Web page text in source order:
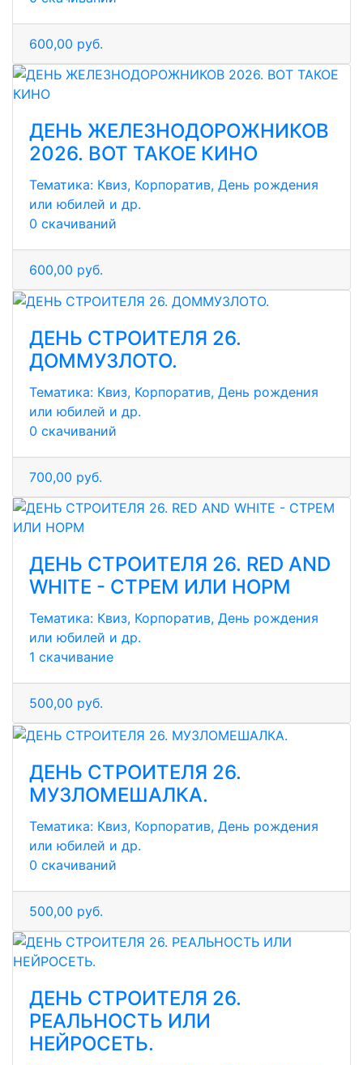
600,00 руб.
ДЕНЬ ЖЕЛЕЗНОДОРОЖНИКОВ
2026. ВОТ ТАКОЕ КИНО
Тематика: Квиз, Корпоратив, День рождения
или юбилей и др.
0 скачиваний
600,00 руб.
ДЕНЬ СТРОИТЕЛЯ 26.
ДОММУЗЛОТО.
Тематика: Квиз, Корпоратив, День рождения
или юбилей и др.
0 скачиваний
700,00 руб.
ДЕНЬ СТРОИТЕЛЯ 26. RED AND
WHITE - СТРЕМ ИЛИ НОРМ
Тематика: Квиз, Корпоратив, День рождения
или юбилей и др.
1 скачивание
500,00 руб.
ДЕНЬ СТРОИТЕЛЯ 26.
МУЗЛОМЕШАЛКА.
Тематика: Квиз, Корпоратив, День рождения
или юбилей и др.
0 скачиваний
500,00 руб.
ДЕНЬ СТРОИТЕЛЯ 26.
РЕАЛЬНОСТЬ ИЛИ
НЕЙРОСЕТЬ.